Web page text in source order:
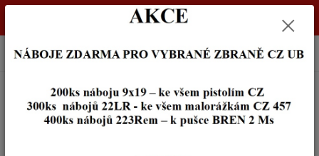
Dostupnost zboží si ověřte na info@zbraneostrava.cz nebo tel.
605056161.
+420 605 056 161 0ks
za 0,00 Kč